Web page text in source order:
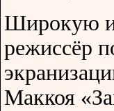
Широкую
режиссёр
Маккоя